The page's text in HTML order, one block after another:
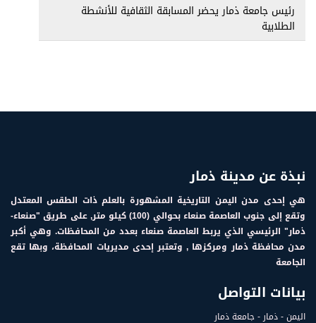
رئيس جامعة ذمار يحضر المسابقة الثقافية للأنشطة
الطلابية
نبذة عن مدينة ذمار
هي إحدى مدن اليمن التاريخية المشهورة بالعلم ذات الطقس المعتدل
وتقع إلى جنوب العاصمة صنعاء بحوالي (100) كيلو متر, على طريق "صنعاء-
ذمار" الرئيسي الذي يربط العاصمة صنعاء بعدد من المحافظات. وهي أكبر
مدن محافظة ذمار ومركزها , وتعتبر إحدى مديريات المحافظة، وبها تقع
الجامعة
بيانات التواصل
اليمن - ذمار - جامعة ذمار